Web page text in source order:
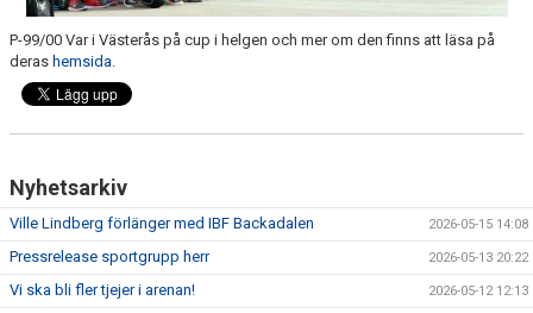
P-99/00 Var i Västerås på cup i helgen och mer om den finns att läsa på
deras hemsida.
Nyhetsarkiv
Ville Lindberg förlänger med IBF Backadalen 2026-05-15 14:08
Pressrelease sportgrupp herr 2026-05-13 20:22
Vi ska bli fler tjejer i arenan! 2026-05-12 12:13